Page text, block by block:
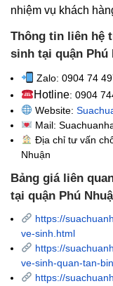
nhiệm vụ khách
Thông tin liên hệ
sinh tại quận Phú
Zalo: 0904 74
Hotline: 0904
Website:
Mail:
Địa chỉ tư vấn
Nhuận
Bảng giá liên
tại quận Phú
https://
ve-sinh.html
https://
ve-sinh-quan-tan-
https://